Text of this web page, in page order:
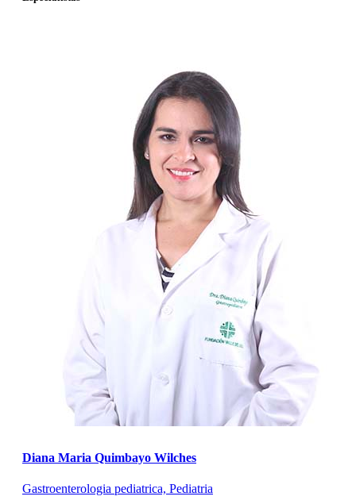
Diana Maria Quimbayo Wilches
Gastroenterologia pediatrica, Pediatria